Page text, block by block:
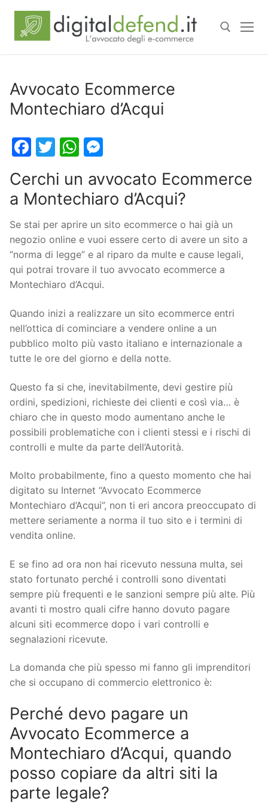
Avvocato Ecommerce
Montechiaro d’Acqui
Facebook
TwitterWhatsApp
Cerchi un avvocato Ecommerce
a Montechiaro d’Acqui?
Se stai per aprire un sito ecommerce o hai già un
negozio online e vuoi essere certo di avere un sito a
“norma di legge” e al riparo da multe e cause legali,
qui potrai trovare il tuo avvocato ecommerce a
Montechiaro d’Acqui.
Quando inizi a realizzare un sito ecommerce entri
nell’ottica di cominciare a vendere online a un
pubblico molto più vasto italiano e internazionale a
tutte le ore del giorno e della notte.
Questo fa si che, inevitabilmente, devi gestire più
ordini, spedizioni, richieste dei clienti e così via… è
chiaro che in questo modo aumentano anche le
possibili problematiche con i clienti stessi e i rischi di
controlli e multe da parte dell’Autorità.
Molto probabilmente, fino a questo momento che hai
digitato su Internet “Avvocato Ecommerce
Montechiaro d’Acqui”, non ti eri ancora preoccupato di
mettere seriamente a norma il tuo sito e i termini di
vendita online.
E se fino ad ora non hai ricevuto nessuna multa, sei
stato fortunato perché i controlli sono diventati
sempre più frequenti e le sanzioni sempre più alte. Più
avanti ti mostro quali cifre hanno dovuto pagare
alcuni siti ecommerce dopo i vari controlli e
segnalazioni ricevute.
La domanda che più spesso mi fanno gli imprenditori
che si occupano di commercio elettronico è:
Perché devo pagare un
Avvocato Ecommerce a
Montechiaro d’Acqui, quando
posso copiare da altri siti la
parte legale?